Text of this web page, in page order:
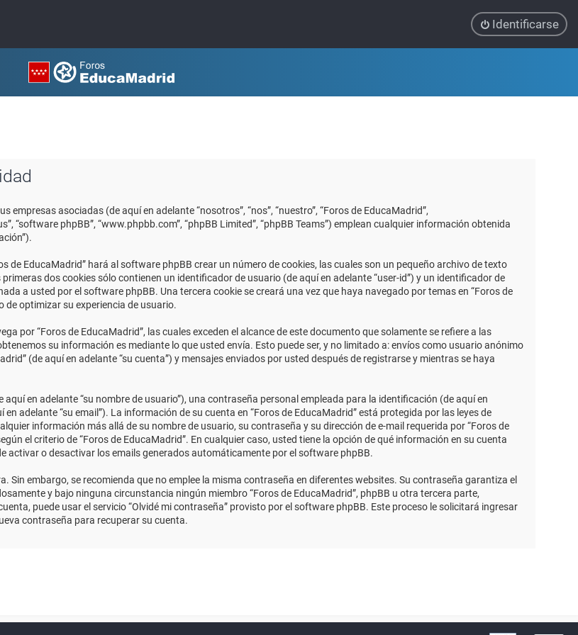
Identificarse
asociadas (de aquí en adelante “nosotros”, “nos”, “nuestro”, “Foros de EducaMadrid”,
“software phpBB”, “www.phpbb.com”, “phpBB Limited”, “phpBB Teams”) emplean cualquier información obtenida
de EducaMadrid” hará al software phpBB crear un número de cookies, las cuales son un pequeño archivo de texto
dos cookies sólo contienen un identificador de usuario (de aquí en adelante “user-id”) y un identificador de
a usted por el software phpBB. Una tercera cookie se creará una vez que haya navegado por temas en “Foros de
de optimizar su experiencia de usuario.
por “Foros de EducaMadrid”, las cuales exceden el alcance de este documento que solamente se refiere a las
su información es mediante lo que usted envía. Esto puede ser, y no limitado a: envíos como usuario anónimo
(de aquí en adelante “su cuenta”) y mensajes enviados por usted después de registrarse y mientras se haya
en adelante “su nombre de usuario”), una contraseña personal empleada para la identificación (de aquí en
adelante “su email”). La información de su cuenta en “Foros de EducaMadrid” está protegida por las leyes de
información más allá de su nombre de usuario, su contraseña y su dirección de e-mail requerida por “Foros de
el criterio de “Foros de EducaMadrid”. En cualquier caso, usted tiene la opción de qué información en su cuenta
activar o desactivar los emails generados automáticamente por el software phpBB.
embargo, se recomienda que no emplee la misma contraseña en diferentes websites. Su contraseña garantiza el
y bajo ninguna circunstancia ningún miembro “Foros de EducaMadrid”, phpBB u otra tercera parte,
puede usar el servicio “Olvidé mi contraseña” provisto por el software phpBB. Este proceso le solicitará ingresar
contraseña para recuperar su cuenta.